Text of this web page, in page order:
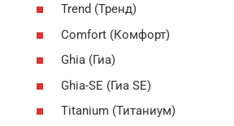
Trend (Тренд)
Comfort (Комфорт)
Ghia (Гиа)
Ghia-SE (Гиа SE)
Titanium (Титаниум)